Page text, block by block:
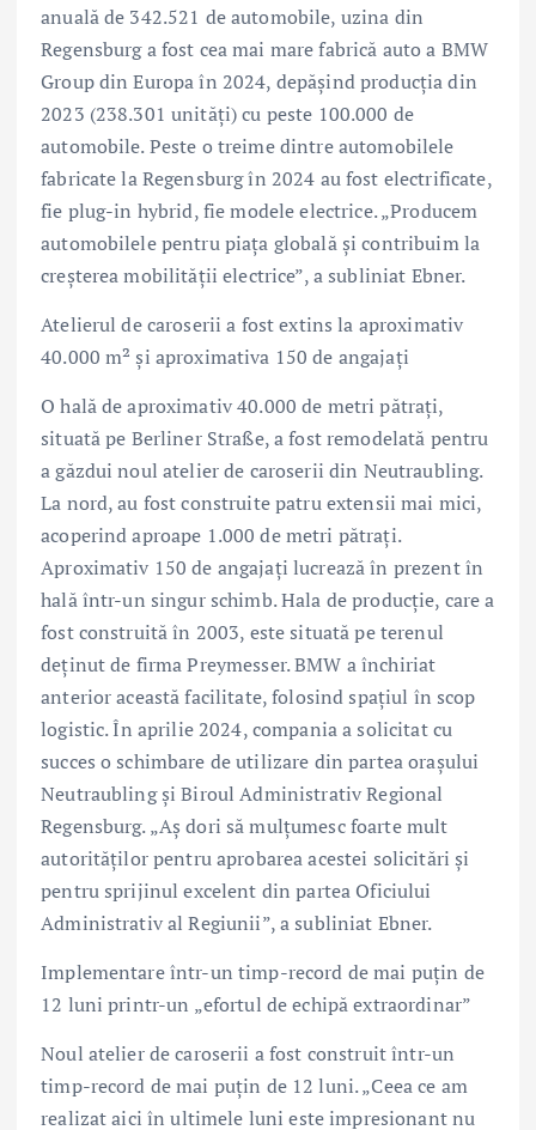
anuală de 342.521 de automobile, uzina din
Regensburg a fost cea mai mare fabrică auto a BMW
Group din Europa în 2024, depăşind producţia din
2023 (238.301 unităţi) cu peste 100.000 de
automobile. Peste o treime dintre automobilele
fabricate la Regensburg în 2024 au fost electrificate,
fie plug-in hybrid, fie modele electrice. „Producem
automobilele pentru piaţa globală şi contribuim la
creşterea mobilităţii electrice”, a subliniat Ebner.
Atelierul de caroserii a fost extins la aproximativ
40.000 m² și aproximativa 150 de angajaţi
O hală de aproximativ 40.000 de metri pătraţi,
situată pe Berliner Straße, a fost remodelată pentru
a găzdui noul atelier de caroserii din Neutraubling.
La nord, au fost construite patru extensii mai mici,
acoperind aproape 1.000 de metri pătraţi.
Aproximativ 150 de angajaţi lucrează în prezent în
hală într-un singur schimb. Hala de producţie, care a
fost construită în 2003, este situată pe terenul
deţinut de firma Preymesser. BMW a închiriat
anterior această facilitate, folosind spaţiul în scop
logistic. În aprilie 2024, compania a solicitat cu
succes o schimbare de utilizare din partea oraşului
Neutraubling şi Biroul Administrativ Regional
Regensburg. „Aş dori să mulţumesc foarte mult
autorităţilor pentru aprobarea acestei solicitări şi
pentru sprijinul excelent din partea Oficiului
Administrativ al Regiunii”, a subliniat Ebner.
Implementare într-un timp-record de mai puţin de
12 luni printr-un „efortul de echipă extraordinar”
Noul atelier de caroserii a fost construit într-un
timp-record de mai puţin de 12 luni. „Ceea ce am
realizat aici în ultimele luni este impresionant nu